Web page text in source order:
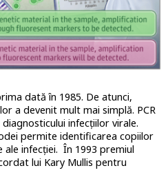
dată în 1985. De atunci,
a devenit mult mai simplă. PCR
infecțiilor virale.
permite identificarea copiilor
ale infecției. În 1993 premiul
lui Kary Mullis pentru